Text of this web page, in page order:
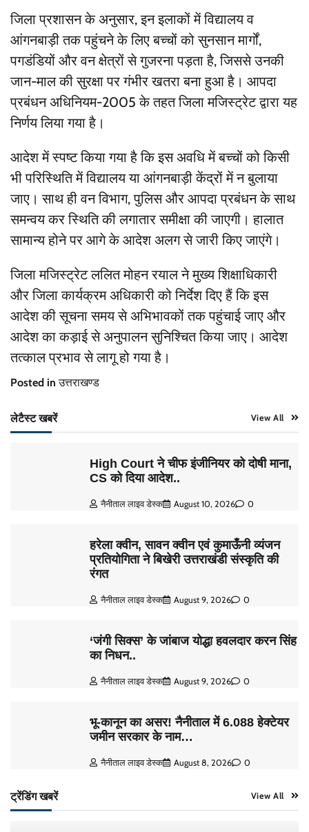
जिला प्रशासन के अनुसार, इन इलाकों में विद्यालय व
आंगनबाड़ी तक पहुंचने के लिए बच्चों को सुनसान मार्गों,
पगडंडियों और वन क्षेत्रों से गुजरना पड़ता है, जिससे उनकी
जान-माल की सुरक्षा पर गंभीर खतरा बना हुआ है। आपदा
प्रबंधन अधिनियम-2005 के तहत जिला मजिस्ट्रेट द्वारा यह
निर्णय लिया गया है।
आदेश में स्पष्ट किया गया है कि इस अवधि में बच्चों को किसी
भी परिस्थिति में विद्यालय या आंगनबाड़ी केंद्रों में न बुलाया
जाए। साथ ही वन विभाग, पुलिस और आपदा प्रबंधन के साथ
समन्वय कर स्थिति की लगातार समीक्षा की जाएगी। हालात
सामान्य होने पर आगे के आदेश अलग से जारी किए जाएंगे।
जिला मजिस्ट्रेट ललित मोहन रयाल ने मुख्य शिक्षाधिकारी
और जिला कार्यक्रम अधिकारी को निर्देश दिए हैं कि इस
आदेश की सूचना समय से अभिभावकों तक पहुंचाई जाए और
आदेश का कड़ाई से अनुपालन सुनिश्चित किया जाए। आदेश
तत्काल प्रभाव से लागू हो गया है।
Posted inउत्तराखण्ड
लेटैस्ट खबरें View All
High Court ने चीफ इंजीनियर को दोषी माना,
CS को दिया आदेश..
नैनीताल लाइव डेस्क August 10, 2026 0
हरेला क्वीन, सावन क्वीन एवं कुमाऊँनी व्यंजन
प्रतियोगिता ने बिखेरी उत्तराखंडी संस्कृति की
रंगत
नैनीताल लाइव डेस्क August 9, 2026 0
‘जंगी सिक्स’ के जांबाज योद्धा हवलदार करन सिंह
का निधन..
नैनीताल लाइव डेस्क August 9, 2026 0
भू-कानून का असर! नैनीताल में 6.088 हेक्टेयर
जमीन सरकार के नाम…
नैनीताल लाइव डेस्क August 8, 2026 0
ट्रेंडिंग खबरें View All